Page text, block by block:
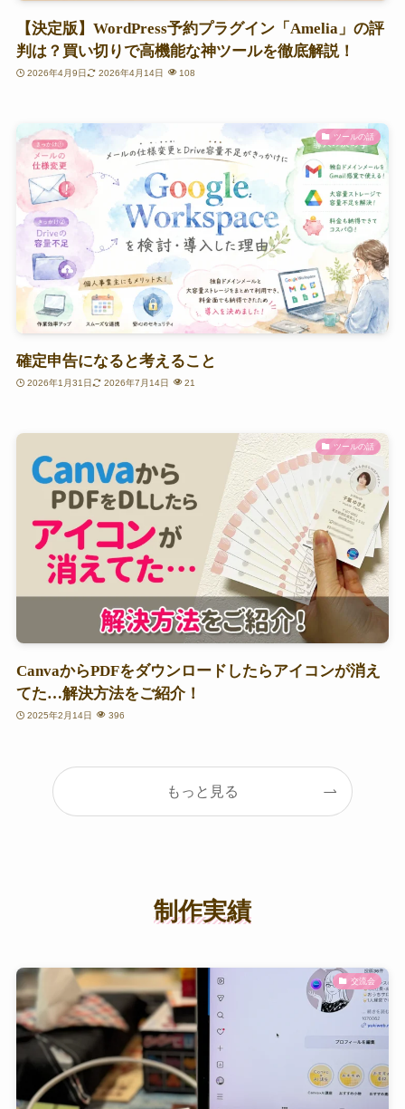
【決定版】WordPress予約プラグイン「Amelia」の評
判は？買い切りで高機能な神ツールを徹底解説！
2026年4月9日 2026年4月14日 108
ツールの話
確定申告になると考えること
2026年1月31日 2026年7月14日 21
ツールの話
CanvaからPDFをダウンロードしたらアイコンが消え
てた…解決方法をご紹介！
2025年2月14日 396
もっと見る
制作実績
交流会